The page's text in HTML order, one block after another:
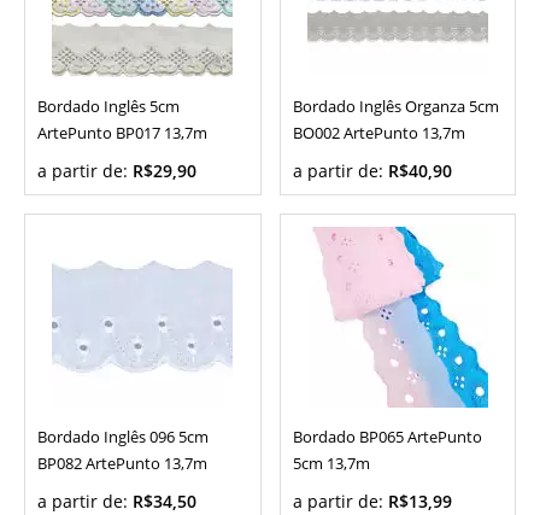
Bordado Inglês 5cm
ArtePunto BP017 13,7m
a partir de: R$29,90
Bordado Inglês Organza 5cm
BO002 ArtePunto 13,7m
a partir de: R$40,90
Bordado Inglês 096 5cm
BP082 ArtePunto 13,7m
a partir de: R$34,50
Bordado BP065 ArtePunto
5cm 13,7m
a partir de: R$13,99